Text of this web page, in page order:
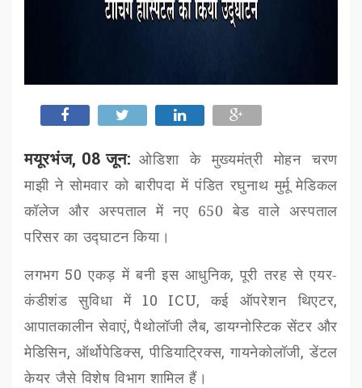
मयूरभंज, 08 जून: ओडिशा के मुख्यमंत्री मोहन चरण
माझी ने सोमवार को बारीपदा में पंडित रघुनाथ मुर्मू मेडिकल
कॉलेज और अस्पताल में नए 650 बेड वाले अस्पताल
परिसर का उद्घाटन किया।
लगभग 50 एकड़ में बनी इस आधुनिक,पूरी तरह से एयर-
कंडीशंड सुविधा में 10 ICU,कई ऑपरेशन थिएटर,
आपातकालीन सेवाएं,पैथोलॉजी लैब,डायग्नोस्टिक सेंटर और
मेडिसिन, ऑर्थोपेडिक्स,पीडियाट्रिक्स,गायनेकोलॉजी,डेंटल
केयर जैसे विशेष विभाग शामिल हैं।